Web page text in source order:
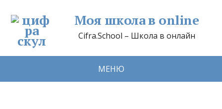
Моя школа в online
Cifra.School – Школа в онлайн
МЕНЮ